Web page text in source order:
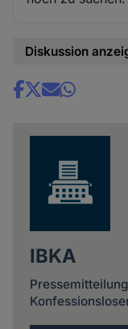
Diskussion
Share
IBKA